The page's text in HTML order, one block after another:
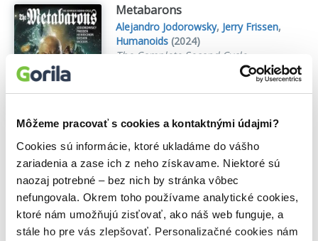
Môžeme pracovať s cookies a kontaktnými údajmi?
Cookies sú informácie, ktoré ukladáme do vášho
zariadenia a zase ich z neho získavame. Niektoré sú
naozaj potrebné – bez nich by stránka vôbec
nefungovala. Okrem toho používame analytické cookies,
ktoré nám umožňujú zisťovať, ako náš web funguje, a
stále ho pre vás zlepšovať. Personalizačné cookies nám
Metabarons
Alejandro Jodorowsky, Jerry Frissen,
Humanoids(2024)
The Complete Second Cycle
This edition collects the entire four
volume collection of The Metabaron in
Empire’s cruel reign and boundless
ambition have the universe in a
chokehold, but one obstacle remains
before them: The Metabaron...Zobraziť
viac
🍌 Dodanie môže trvať viac ako 30 dní
39,00€ Do košíka